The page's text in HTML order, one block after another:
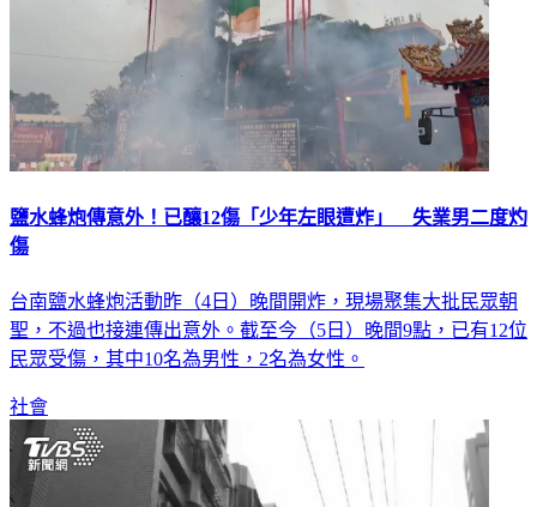
鹽水蜂炮傳意外！已釀12傷「少年左眼遭炸」 失業男二度灼
傷
台南鹽水蜂炮活動昨（4日）晚間開炸，現場聚集大批民眾朝
聖，不過也接連傳出意外。截至今（5日）晚間9點，已有12位
民眾受傷，其中10名為男性，2名為女性。
社會